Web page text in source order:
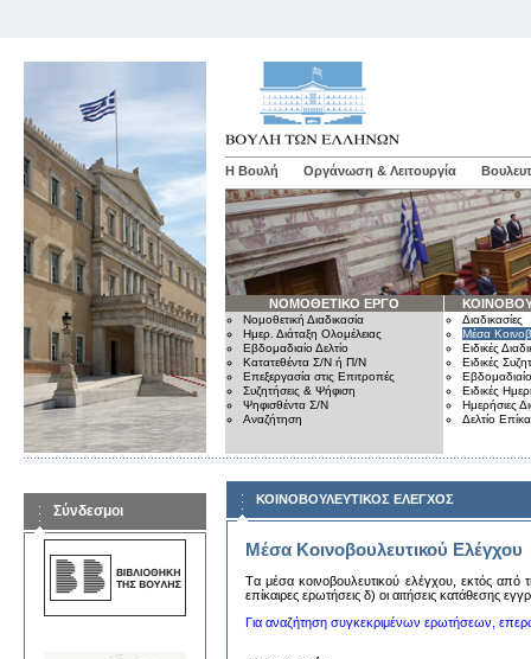
Η Βουλή Οργάνωση & Λειτουργία
ΝΟΜΟΘΕΤΙΚΟ ΕΡΓΟ
Νομοθετική Διαδικασία
Ημερ. Διάταξη Ολομέλειας
Εβδομαδιαίο Δελτίο
Κατατεθέντα Σ/Ν ή Π/Ν
Επεξεργασία στις Επιτροπές
Συζητήσεις & Ψήφιση
Ψηφισθέντα Σ/Ν
Αναζήτηση
Διαδικασίες
Μέσα
Ειδικές
Ειδικές
Εβδομαδιαίο
Ειδικές
Ημερήσιες
Δελτίο
Σύνδεσμοι
ΚΟΙΝΟΒΟΥΛΕΥΤΙΚΟΣ ΕΛΕΓΧΟΣ
Μέσα Κοινοβουλευτικού Ελέγχου
Tα μέσα κoινoβoυλευτικoύ ελέγχoυ, εκτός από
επίκαιρες ερωτήσεις δ) oι αιτήσεις κατάθεσης
Για αναζήτηση συγκεκριμένων ερωτήσεων,